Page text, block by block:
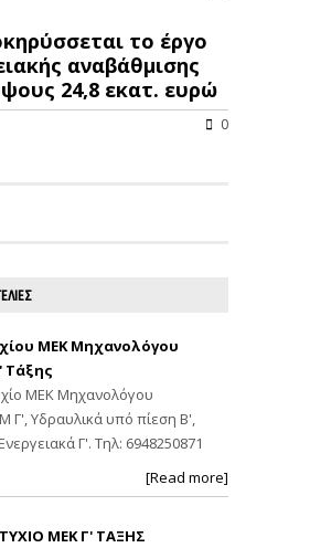
το έργο
αναβάθμισης
24,8 εκατ. ευρώ
0
ΜΕΚ Μηχανολόγου
Τάξης
ΜΕΚ Μηχανολόγου
Γ', Υδραυλικά υπό πίεση Β',
Γ'. Τηλ: 6948250871
[Read more]
ΜΕΚ Γ' ΤΑΞΗΣ